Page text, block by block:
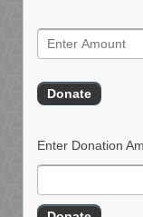
Enter Donation